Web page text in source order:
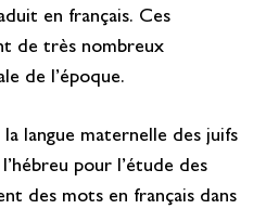
en français. Ces
de très nombreux
de l’époque.
langue maternelle des juifs
pour l’étude des
des mots en français dans